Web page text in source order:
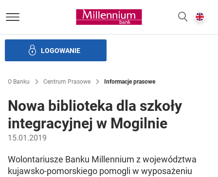
Bank Millennium homepage
LOGOWANIE
O Banku Centrum Prasowe Informacje prasowe
Nowa biblioteka dla szkoły
integracyjnej w Mogilnie
15.01.2019
Wolontariusze Banku Millennium z województwa
kujawsko-pomorskiego pomogli w wyposażeniu